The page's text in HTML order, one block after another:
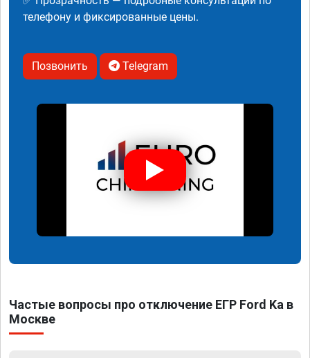
телефону и фиксированные цены.
Позвонить Telegram
Частые вопросы про отключение ЕГР Ford Ka в
Москве